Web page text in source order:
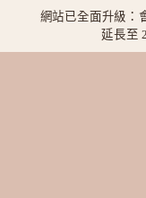
網站已全面升級：
延長